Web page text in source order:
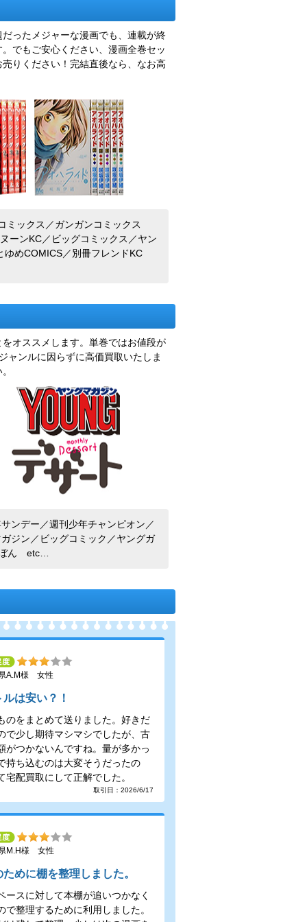
ったメジャーな漫画でも、連載が終
でもご安心ください、漫画全巻セッ
りください！完結直後なら、なお高
ミックス／ガンガンコミックス
ーンKC／ビッグコミックス／ヤン
ゆめCOMICS／別冊フレンドKC
オススメします。単巻ではお値段が
ャンルに因らずに高価買取いたしま
ンデー／週刊少年チャンピオン／
ジン／ビッグコミック／ヤングガ
ぼん etc…
A.M様 女性
は安い？！
のをまとめて送りました。好きだ
で少し期待マシマシでしたが、古
がつかないんですね。量が多かっ
持ち込むのは大変そうだったの
宅配買取にして正解でした。
取引日：2026/6/17
M.H様 女性
めに棚を整理しました。
ースに対して本棚が追いつかなく
で整理するために利用しました。